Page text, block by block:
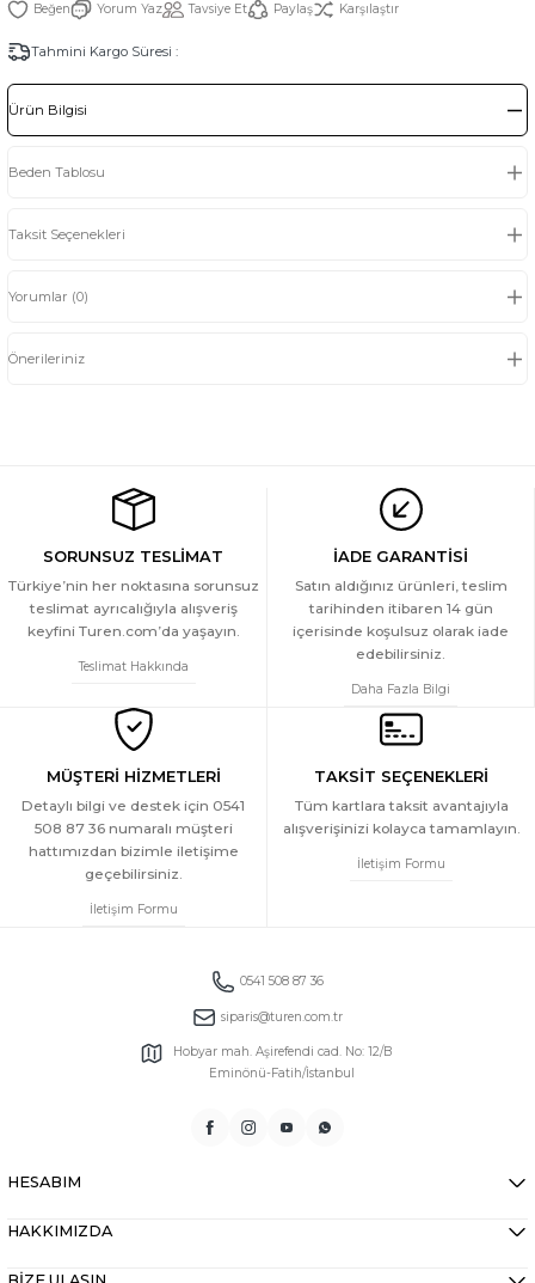
Yorum Yaz Tavsiye Et Paylaş Karşılaştır
Tahmini Kargo Süresi :
Ürün Bilgisi
Beden Tablosu
Taksit Seçenekleri
Yorumlar (0)
Önerileriniz
SORUNSUZ TESLİMAT
Türkiye’nin her noktasına sorunsuz
teslimat ayrıcalığıyla alışveriş
keyfini Turen.com’da yaşayın.
Teslimat Hakkında
İADE GARANTİSİ
Satın aldığınız ürünleri, teslim
tarihinden itibaren 14 gün
içerisinde koşulsuz olarak iade
edebilirsiniz.
Daha Fazla Bilgi
MÜŞTERİ HİZMETLERİ
Detaylı bilgi ve destek için 0541
508 87 36 numaralı müşteri
hattımızdan bizimle iletişime
geçebilirsiniz.
İletişim Formu
TAKSİT SEÇENEKLERİ
Tüm kartlara taksit avantajıyla
alışverişinizi kolayca tamamlayın.
İletişim Formu
0541 508 87 36
siparis@turen.com.tr
Hobyar mah. Aşirefendi cad. No: 12/B
Eminönü-Fatih/İstanbul
HESABIM
HAKKIMIZDA